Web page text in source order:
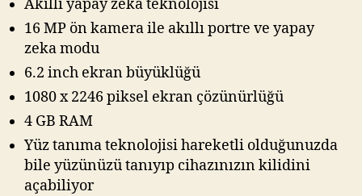
Akıllı yapay zeka teknolojisi
16 MP ön kamera ile akıllı portre ve yapay
zeka modu
6.2 inch ekran büyüklüğü
1080 x 2246 piksel ekran çözünürlüğü
4 GB RAM
Yüz tanıma teknolojisi hareketli olduğunuzda
bile yüzünüzü tanıyıp cihazınızın kilidini
açabiliyor